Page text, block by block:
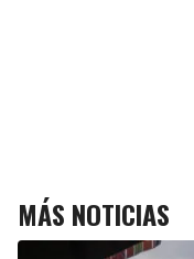
MÁS NOTICIAS